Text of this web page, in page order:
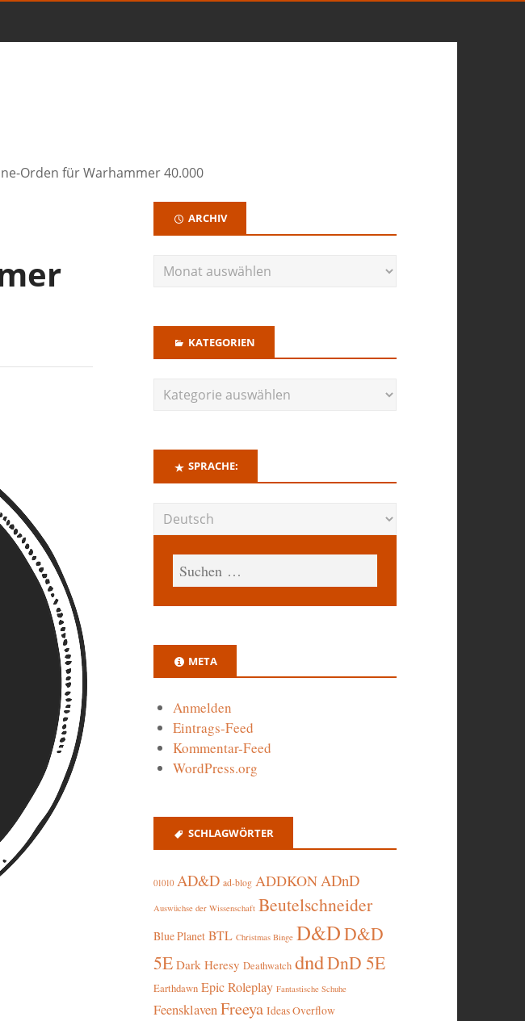
Orden für Warhammer 40.000
ARCHIV
KATEGORIEN
SPRACHE:
META
Anmelden
Eintrags-Feed
Kommentar-Feed
WordPress.org
SCHLAGWÖRTER
01010 AD&D ad-blog ADDKONADnD
Auswüchse der Wissenschaft Beutelschneider
Blue Planet BTL Christmas Binge D&DD&D
5E Dark Heresy Deathwatch dndDnD 5E
Earthdawn Epic Roleplay Fantastische Schuhe
Feensklaven Freeya Ideas Overflow